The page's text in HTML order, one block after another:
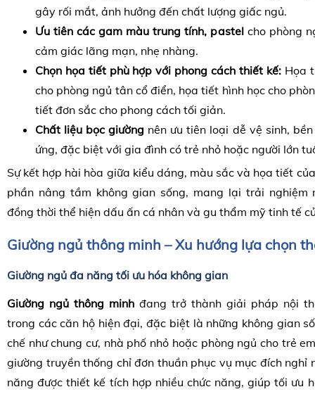
gây rối mắt, ảnh hưởng đến chất lượng giấc ngủ.
Ưu tiên các gam màu trung tính, pastelcho phòng
cảm giác lãng mạn, nhẹ nhàng.
Chọn họa tiết phù hợp với phong cách thiết kế:Họa
cho phòng ngủ tân cổ điển, họa tiết hình học cho
tiết đơn sắc cho phong cách tối giản.
Chất liệu bọc giường nên ưu tiên loại dễ vệ sinh,
ứng, đặc biệt với gia đình có trẻ nhỏ hoặc người lớn
Sự kết hợp hài hòa giữa kiểu dáng, màu sắc và họa tiết
phần nâng tầm không gian sống, mang lại trải nghiệm
đồng thời thể hiện dấu ấn cá nhân và gu thẩm mỹ tinh tế
Giường ngủ thông minh – Xu hướng lựa chọn
Giường ngủ đa năng tối ưu hóa không gian
Giường ngủ thông minh đang trở thành giải pháp nội
trong các căn hộ hiện đại, đặc biệt là những không gian
chế như chung cư, nhà phố nhỏ hoặc phòng ngủ cho trẻ
giường truyền thống chỉ đơn thuần phục vụ mục đích nghỉ
năng được thiết kế tích hợp nhiều chức năng, giúp tối ưu